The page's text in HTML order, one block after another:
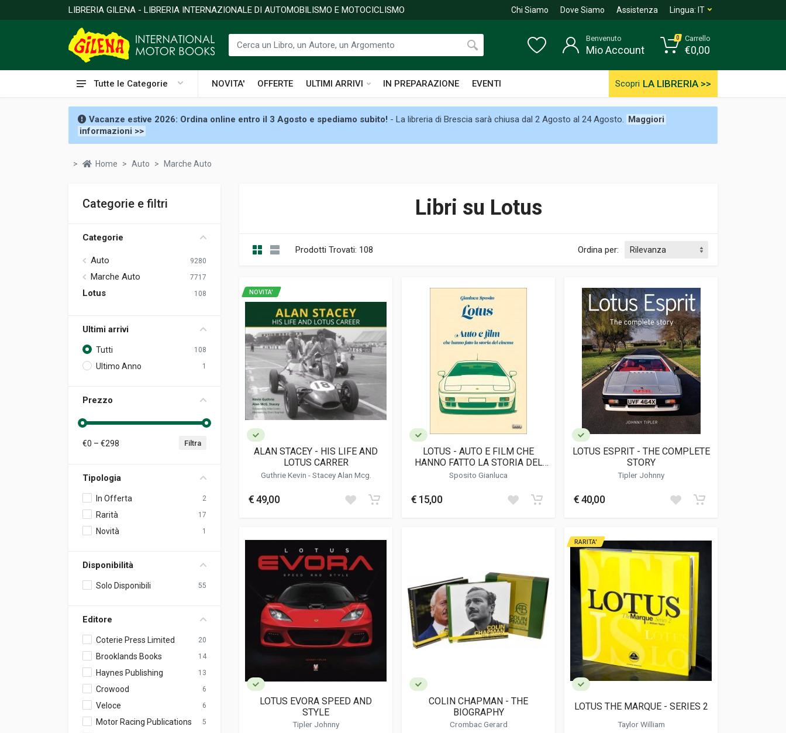
LIBRERIA GILENA - LIBRERIA INTERNAZIONALE DI AUTOMOBILISMO E MOTOCICLISMO Chi Siamo Dove Siamo Assistenza Lingua: IT
Tutte le Categorie NOVITA' OFFERTE ULTIMI ARRIVI IN PREPARAZIONE EVENTI Scopri LA LIBRERIA >>
Benvenuto
Mio Account
0 Carrello
€0,00
Vacanze estive 2026: Ordina online entro il 3 Agosto e spediamo subito! - La libreria di Brescia sarà chiusa dal 2 Agosto al 24 Agosto. Maggiori
informazioni >>
Home Auto Marche Auto
Categorie e filtri
Categorie
Auto 9280
Marche Auto 7717
Lotus 108
Ultimi arrivi
Tutti 108
Ultimo Anno 1
Prezzo
€0 – €298 Filtra
Tipologia
In Offerta 2
Rarità 17
Novità 1
Disponibilità
Solo Disponibili 55
Editore
Coterie Press Limited 20
Brooklands Books 14
Haynes Publishing 13
Crowood 6
Veloce 6
Motor Racing Publications 5
Libri su Lotus
Prodotti Trovati: 108 Ordina per:
NOVITA'
ALAN STACEY - HIS LIFE AND
LOTUS CARRER
Guthrie Kevin - Stacey Alan Mcg.
€ 49,00
LOTUS - AUTO E FILM CHE
HANNO FATTO LA STORIA DEL
CINEMA
Sposito Gianluca
€ 15,00
LOTUS ESPRIT - THE COMPLETE
STORY
Tipler Johnny
€ 40,00
LOTUS EVORA SPEED AND
STYLE
Tipler Johnny
COLIN CHAPMAN - THE
BIOGRAPHY
Crombac Gerard
RARITA'
LOTUS THE MARQUE - SERIES 2
Taylor William